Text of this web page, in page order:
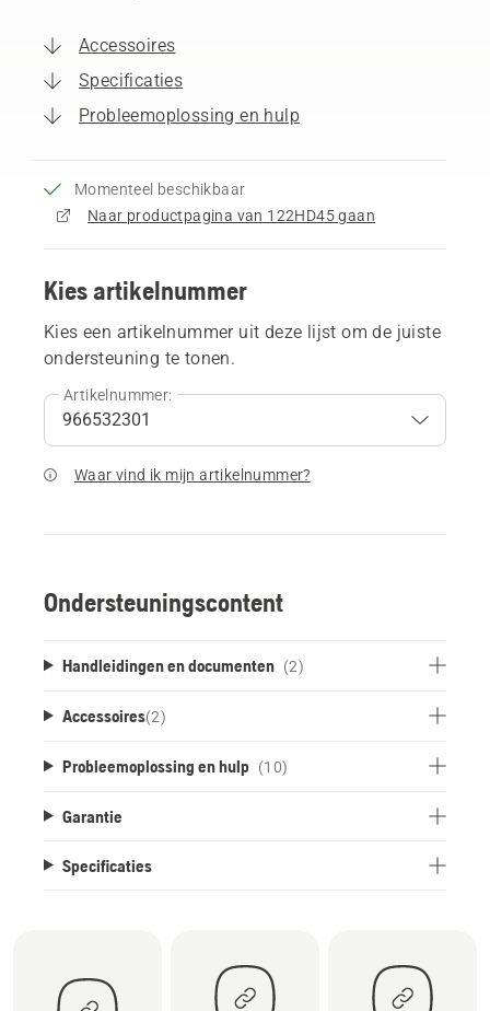
Accessoires
Specificaties
Probleemoplossing en hulp
Momenteel beschikbaar
Naar productpagina van 122HD45 gaan
Kies artikelnummer
Kies een artikelnummer uit deze lijst om de juiste
ondersteuning te tonen.
Artikelnummer:
Waar vind ik mijn artikelnummer?
Ondersteuningscontent
Handleidingen en documenten (2)
Accessoires(2)
Probleemoplossing en hulp (10)
Garantie
Specificaties